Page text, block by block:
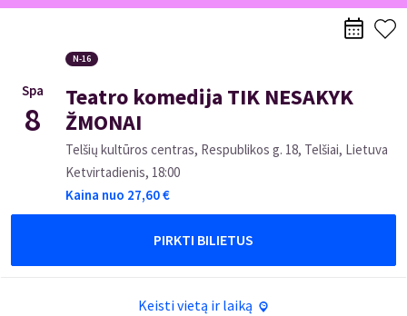
Spa
8
N-16
Teatro komedija TIK NESAKYK
ŽMONAI
Telšių kultūros centras, Respublikos g. 18, Telšiai, Lietuva
Ketvirtadienis, 18:00
Kaina nuo 27,60€
PIRKTI BILIETUS
Keisti vietą ir laiką